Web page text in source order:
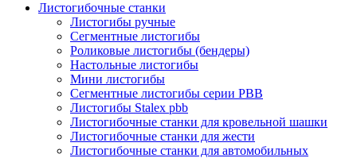
Листогибочные станки
Листогибы ручные
Сегментные листогибы
Роликовые листогибы (бендеры)
Настольные листогибы
Мини листогибы
Сегментные листогибы серии PBB
Листогибы Stalex pbb
Листогибочные станки для кровельной шашки
Листогибочные станки для жести
Листогибочные станки для автомобильных